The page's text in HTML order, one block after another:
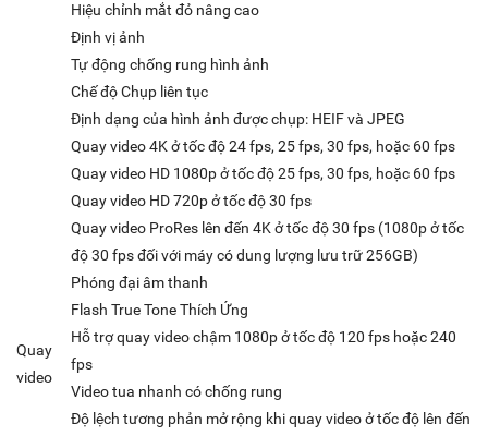
Hiệu chỉnh mắt đỏ nâng cao
Định vị ảnh
Tự động chống rung hình ảnh
Chế độ Chụp liên tục
Định dạng của hình ảnh được chụp: HEIF và JPEG
Quay
video
Quay video 4K ở tốc độ 24 fps, 25 fps, 30 fps, hoặc 60 fps
Quay video HD 1080p ở tốc độ 25 fps, 30 fps, hoặc 60 fps
Quay video HD 720p ở tốc độ 30 fps
Quay video ProRes lên đến 4K ở tốc độ 30 fps (1080p ở tốc
độ 30 fps đối với máy có dung lượng lưu trữ 256GB)
Phóng đại âm thanh
Flash True Tone Thích Ứng
Hỗ trợ quay video chậm 1080p ở tốc độ 120 fps hoặc 240
fps
Video tua nhanh có chống rung
Độ lệch tương phản mở rộng khi quay video ở tốc độ lên đến